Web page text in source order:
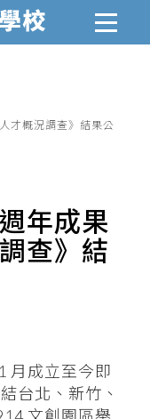
才概況調查》結果公
年成果
查》結
月成立至今即
台北、新竹、